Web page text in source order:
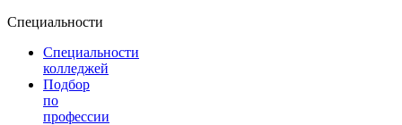
Специальности
Специальности
колледжей
Подбор
по
профессии